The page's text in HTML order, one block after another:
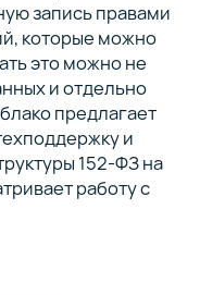
запись правами
которые можно
это можно не
и отдельно
предлагает
и
152-ФЗ на
работу с